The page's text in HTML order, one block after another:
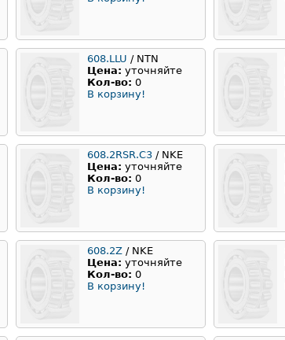
608.LLU / NTN
Цена: уточняйте
Кол-во: 0
В корзину!
608.2RSR.C3 / NKE
Цена: уточняйте
Кол-во: 0
В корзину!
608.2Z / NKE
Цена: уточняйте
Кол-во: 0
В корзину!